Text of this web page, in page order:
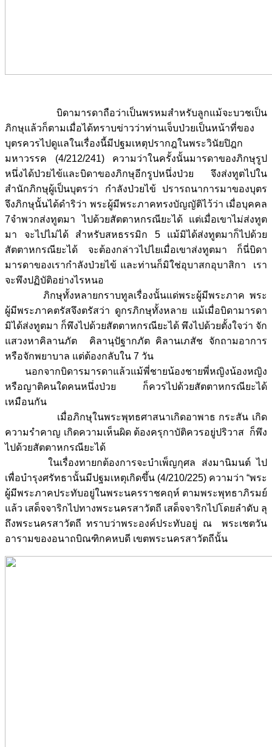
บิดามารดาถือว่าเป็นพรหมสำหรับลูกแม้จะบวชเป็น
ภิกษุแล้วก็ตามเมื่อได้ทราบข่าวว่าท่านเจ็บป่วยเป็นหน้าที่ของ
บุตรควรไปดูแลในเรื่องนี้มีปฐมเหตุปรากฎในพระวินัยปิฎก
มหาวรรค (4/212/241) ความว่าในครั้งนั้นมารดาของภิกษุรูป
หนึ่งได้ป่วยไข้และบิดาของภิกษุอีกรูปหนึ่งป่วย จึงส่งทูตไปใน
สำนักภิกษุผู้เป็นบุตรว่า กำลังป่วยไข้ ปรารถนาการมาของบุตร
จึงภิกษุนั้นได้ดำริว่า พระผู้มีพระภาคทรงบัญญัติไว้ว่า เมื่อบุคคล
7จำพวกส่งทูตมา ไปด้วยสัตตาหกรณียะได้ แต่เมื่อเขาไม่ส่งทูต
มา จะไปไม่ได้ สำหรับสหธรรมิก 5 แม้มิได้ส่งทูตมาก็ไปด้วย
สัตตาหกรณียะได้ จะต้องกล่าวไปไยเมื่อเขาส่งทูตมา ก็นี่บิดา
มารดาของเรากำลังป่วยไข้ และท่านก็มิใช่อุบาสกอุบาสิกา เรา
จะพึงปฏิบัติอย่างไรหนอ
ภิกษุทั้งหลายกราบทูลเรื่องนั้นแด่พระผู้มีพระภาค พระ
ผู้มีพระภาคตรัสจึงตรัสว่า ดูกรภิกษุทั้งหลาย แม้เมื่อบิดามารดา
มิได้ส่งทูตมา ก็พึงไปด้วยสัตตาหกรณียะได้ พึงไปด้วยตั้งใจว่า จัก
แสวงหาคิลานภัต คิลานุปัฐากภัต คิลานเภสัช จักถามอาการ
หรือจักพยาบาล แต่ต้องกลับใน 7 วัน
นอกจากบิดารมารดาแล้วแม้พี่ชายน้องชายพี่หญิงน้องหญิง
หรือญาติคนใดคนหนึ่งป่วย ก็ควรไปด้วยสัตตาหกรณียะได้
เหมือนกัน
เมื่อภิกษุในพระพุทธศาสนาเกิดอาพาธ กระสัน เกิด
ความรำคาญ เกิดความเห็นผิด ต้องครุกาบัติควรอยู่ปริวาส ก็พึง
ไปด้วยสัตตาหกรณียะได้
ในเรื่องทายกต้องการจะบำเพ็ญกุศล ส่งมานิมนต์ ไป
เพื่อบำรุงศรัทธานั้นมีปฐมเหตุเกิดขึ้น (4/210/225) ความว่า “พระ
ผู้มีพระภาคประทับอยู่ในพระนครราชคฤห์ ตามพระพุทธาภิรมย์
แล้ว เสด็จจาริกไปทางพระนครสาวัตถี เสด็จจาริกไปโดยลำดับ ลุ
ถึงพระนครสาวัตถี ทราบว่าพระองค์ประทับอยู่ ณ พระเชตวัน
อารามของอนาถบิณฑิกคหบดี เขตพระนครสาวัตถีนั้น